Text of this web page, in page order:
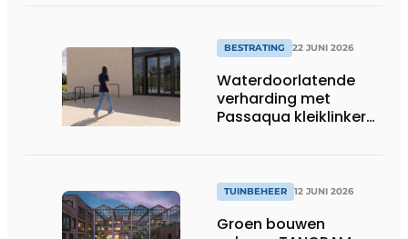
BESTRATING 22 JUNI 2026
Waterdoorlatende
verharding met
Passaqua kleiklinkers:
TUINBEHEER 12 JUNI 2026
Groen bouwen